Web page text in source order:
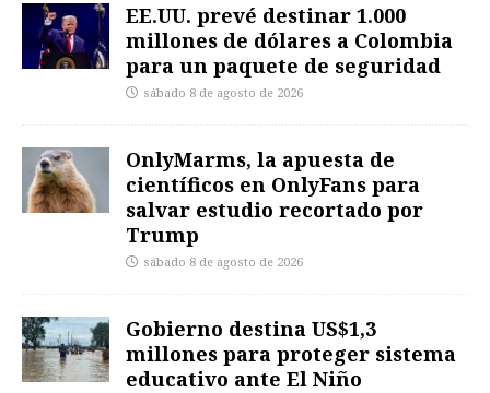
EE.UU. prevé destinar 1.000
millones de dólares a Colombia
para un paquete de seguridad
sábado 8 de agosto de 2026
OnlyMarms, la apuesta de
científicos en OnlyFans para
salvar estudio recortado por
Trump
sábado 8 de agosto de 2026
Gobierno destina US$1,3
millones para proteger sistema
educativo ante El Niño